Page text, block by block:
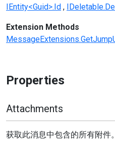
IEntity<Guid>.Id
Extension Methods
Properties
Attachments
获取此消息中包含的所有附件。